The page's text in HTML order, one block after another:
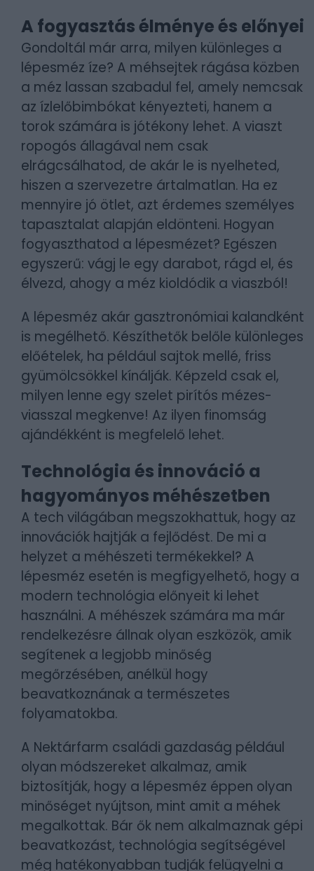
A fogyasztás élménye és előnyei
Gondoltál már arra, milyen különleges a
lépesméz íze? A méhsejtek rágása közben
a méz lassan szabadul fel, amely nemcsak
az ízlelőbimbókat kényezteti, hanem a
torok számára is jótékony lehet. A viaszt
ropogós állagával nem csak
elrágcsálhatod, de akár le is nyelheted,
hiszen a szervezetre ártalmatlan. Ha ez
mennyire jó ötlet, azt érdemes személyes
tapasztalat alapján eldönteni. Hogyan
fogyaszthatod a lépesmézet? Egészen
egyszerű: vágj le egy darabot, rágd el, és
élvezd, ahogy a méz kioldódik a viaszból!
A lépesméz akár gasztronómiai kalandként
is megélhető. Készíthetők belőle különleges
előételek, ha például sajtok mellé, friss
gyümölcsökkel kínálják. Képzeld csak el,
milyen lenne egy szelet pirítós mézes-
viasszal megkenve! Az ilyen finomság
ajándékként is megfelelő lehet.
Technológia és innováció a
hagyományos méhészetben
A tech világában megszokhattuk, hogy az
innovációk hajtják a fejlődést. De mi a
helyzet a méhészeti termékekkel? A
lépesméz esetén is megfigyelhető, hogy a
modern technológia előnyeit ki lehet
használni. A méhészek számára ma már
rendelkezésre állnak olyan eszközök, amik
segítenek a legjobb minőség
megőrzésében, anélkül hogy
beavatkoznának a természetes
folyamatokba.
A Nektárfarm családi gazdaság például
olyan módszereket alkalmaz, amik
biztosítják, hogy a lépesméz éppen olyan
minőséget nyújtson, mint amit a méhek
megalkottak. Bár ők nem alkalmaznak gépi
beavatkozást, technológia segítségével
még hatékonyabban tudják felügyelni a